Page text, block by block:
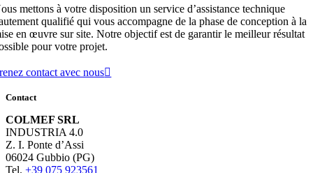
mettons à votre disposition un service d’assistance technique
qualifié qui vous accompagne de la phase de conception à la
en œuvre sur site. Notre objectif est de garantir le meilleur résultat
pour votre projet.
contact avec nous
Contact
COLMEF SRL
INDUSTRIA 4.0
Z. I. Ponte d’Assi
06024 Gubbio (PG)
Tel. +39 075 923561